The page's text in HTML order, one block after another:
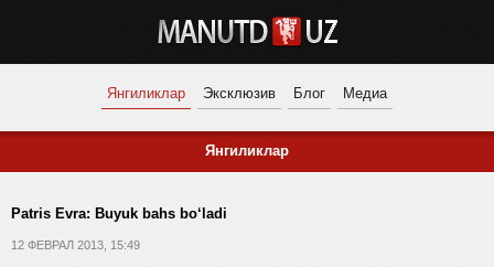
Янгиликлар Эксклюзив Блог Медиа
Янгиликлар
Patris Evra: Buyuk bahs bo‘ladi
12 ФЕВРАЛ 2013, 15:49